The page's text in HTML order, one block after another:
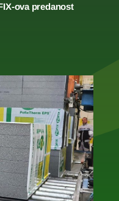
ova predanost